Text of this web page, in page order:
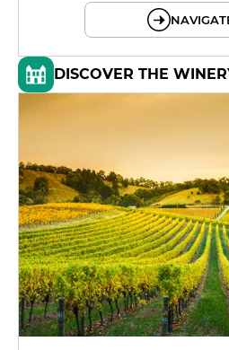
DISCOVER THE